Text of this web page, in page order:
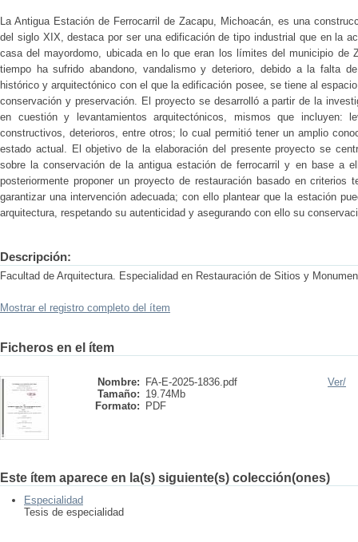
La Antigua Estación de Ferrocarril de Zacapu, Michoacán, es una
del siglo XIX, destaca por ser una edificación de tipo industrial que en la
casa del mayordomo, ubicada en lo que eran los límites del municipio de
tiempo ha sufrido abandono, vandalismo y deterioro, debido a la falta
histórico y arquitectónico con el que la edificación posee, se tiene al
conservación y preservación. El proyecto se desarrolló a partir de la
en cuestión y levantamientos arquitectónicos, mismos que incluyen:
constructivos, deterioros, entre otros; lo cual permitió tener un amplio
estado actual. El objetivo de la elaboración del presente proyecto se
sobre la conservación de la antigua estación de ferrocarril y en base a
posteriormente proponer un proyecto de restauración basado en
garantizar una intervención adecuada; con ello plantear que la estación
arquitectura, respetando su autenticidad y asegurando con ello su
Descripción:
Facultad de Arquitectura. Especialidad en Restauración de Sitios y
Mostrar el registro completo del ítem
Ficheros en el ítem
Nombre:
FA-E-2025-1836.pdf
Tamaño: 19.74Mb
Formato:
PDF
Ver/
Este ítem aparece en la(s) siguiente(s) colección(ones)
Especialidad
Tesis de especialidad